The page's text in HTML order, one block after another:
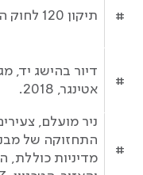
תיקון 120 לחוק התכנון והבנייה, 2018. #
דיור בהישג יד,
אטינגר, 2018.
#
ניר מועלם,
התחזוקה של
מדיניות כוללת,
#